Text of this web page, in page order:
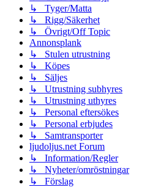
↳ Tyger/Matta
↳ Rigg/Säkerhet
↳ Övrigt/Off Topic
Annonsplank
↳ Stulen utrustning
↳ Köpes
↳ Säljes
↳ Utrustning subhyres
↳ Utrustning uthyres
↳ Personal eftersökes
↳ Personal erbjudes
↳ Samtransporter
ljudoljus.net Forum
↳ Information/Regler
↳ Nyheter/omröstningar
↳ Förslag